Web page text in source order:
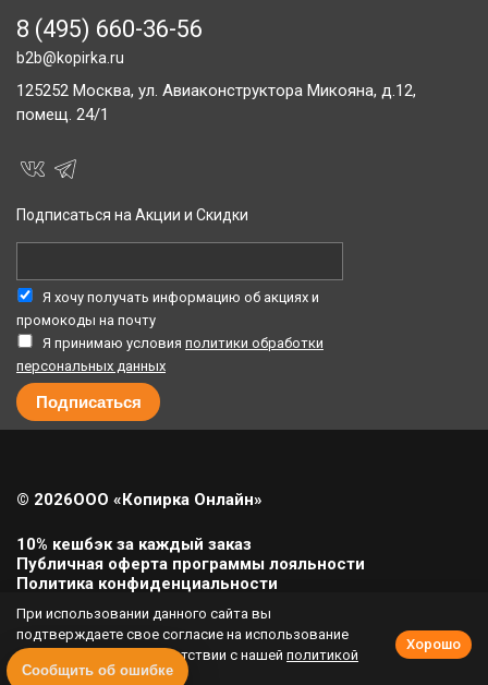
8 (495) 660-36-56
b2b@kopirka.ru
125252 Москва, ул. Авиаконструктора Микояна, д.12,
помещ. 24/1
Подписаться на Акции и Скидки
Я хочу получать информацию об акциях и
промокоды на почту
Я принимаю условия политики обработки
персональных данных
© 2026ООО «Копирка Онлайн»
10% кешбэк за каждый заказ
Публичная оферта программы лояльности
Политика конфиденциальности
Урегулирование претензий
Полная версия сайта
При использовании данного сайта вы
подтверждаете свое согласие на использование
cookie-файлов в соответствии с нашей политикой
приватности.
Хорошо
Сообщить об ошибке